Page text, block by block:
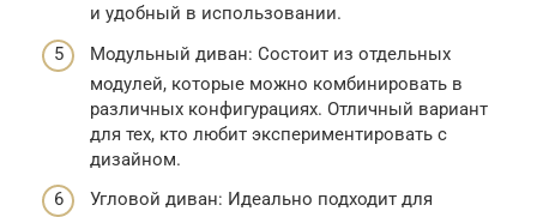
и удобный в использовании.
Модульный диван: Состоит из отдельных
модулей, которые можно комбинировать в
различных конфигурациях. Отличный вариант
для тех, кто любит экспериментировать с
дизайном.
Угловой диван: Идеально подходит для